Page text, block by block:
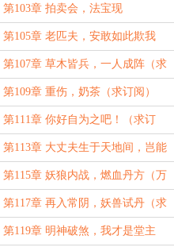
啊！
第103章 拍卖会，法宝现
第105章 老匹夫，安敢如此欺我
第107章 草木皆兵，一人成阵（求
订阅）
第109章 重伤，奶茶（求订阅）
第111章 你好自为之吧！（求订
阅）
第113章 大丈夫生于天地间，岂能
郁郁久居人下
第115章 妖狼内战，燃血丹方（万
字更新完成，求订阅）
第117章 再入常阴，妖兽试丹（求
订阅）
第119章 明神破煞，我才是堂主